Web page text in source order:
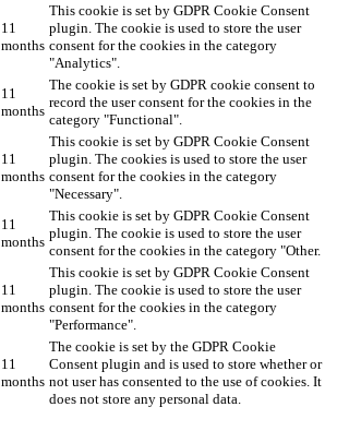
11
months
This cookie is set by GDPR Cookie Consent
plugin. The cookie is used to store the user
consent for the cookies in the category
"Analytics".
11
months
The cookie is set by GDPR cookie consent to
record the user consent for the cookies in the
category "Functional".
11
months
This cookie is set by GDPR Cookie Consent
plugin. The cookies is used to store the user
consent for the cookies in the category
"Necessary".
11
months
This cookie is set by GDPR Cookie Consent
plugin. The cookie is used to store the user
consent for the cookies in the category "Other.
11
months
This cookie is set by GDPR Cookie Consent
plugin. The cookie is used to store the user
consent for the cookies in the category
"Performance".
11
months
The cookie is set by the GDPR Cookie
Consent plugin and is used to store whether or
not user has consented to the use of cookies. It
does not store any personal data.